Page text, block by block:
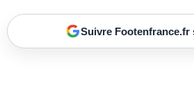
Suivre Footenfrance.fr